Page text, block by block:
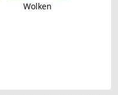
Wolken